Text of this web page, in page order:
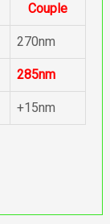
Couple
270nm
285nm
+15nm